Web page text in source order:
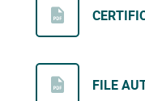
FILE